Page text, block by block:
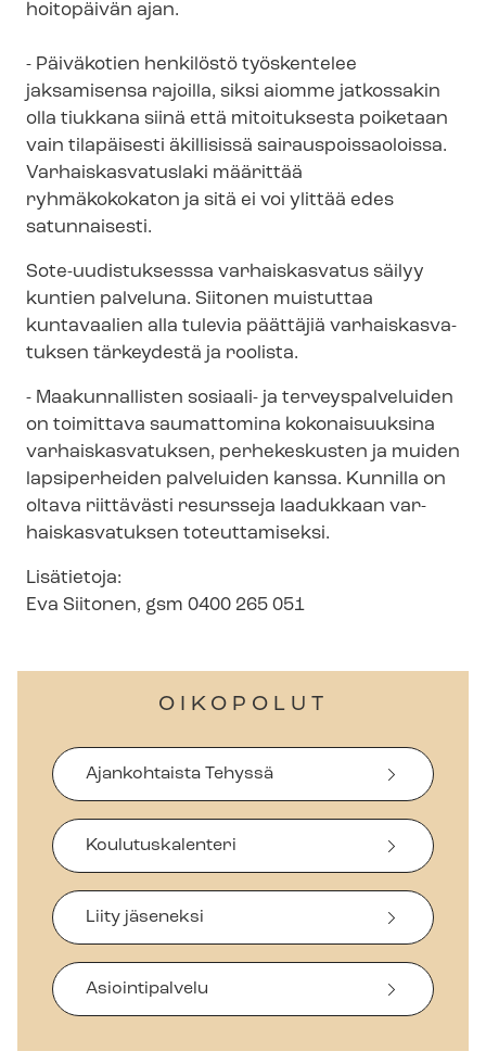
hoitopäivän ajan.
- Päiväkotien henkilöstö työskentelee
jaksamisensa rajoilla, siksi aiomme jatkossakin
olla tiukkana siinä että mitoituksesta poiketaan
vain tilapäisesti äkillisissä sai­raus­pois­sao­lois­sa.
Var­hais­kas­va­tus­la­ki määrittää
ryhmäkokokaton ja sitä ei voi ylittää edes
satunnaisesti.
Sote-​uudistuksesssa varhaiskasvatus säilyy
kuntien palveluna. Siitonen muistuttaa
kuntavaalien alla tulevia päättäjiä var­hais­kas­va­
tuk­sen tärkeydestä ja roolista.
- Maakunnallisten sosiaali- ja ter­veys­pal­ve­lui­den
on toimittava saumattomina kokonaisuuksina
var­hais­kas­va­tuk­sen, perhekeskusten ja muiden
lapsiperheiden palveluiden kanssa. Kunnilla on
oltava riittävästi resursseja laadukkaan var­
hais­kas­va­tuk­sen toteuttamiseksi.
Lisätietoja:
Eva Siitonen, gsm 0400 265 051
OIKOPOLUT
Ajankohtaista Tehyssä
Koulutuskalenteri
Liity jäseneksi
Asiointipalvelu